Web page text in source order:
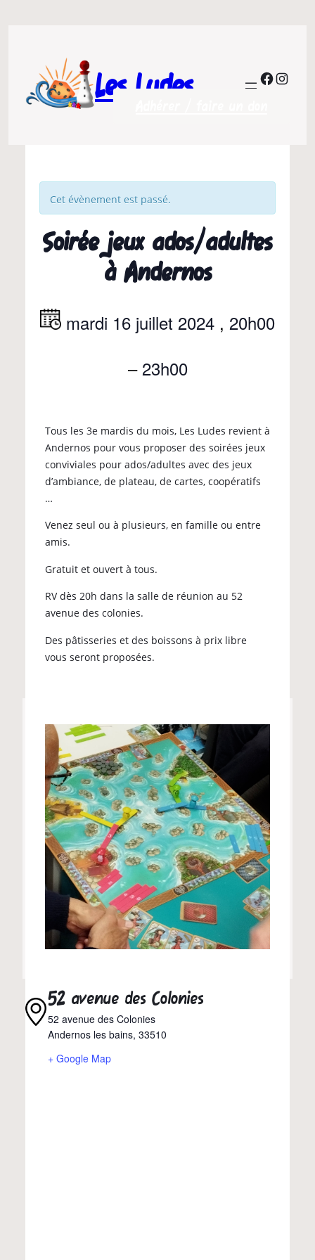
Les Ludes
Cet évènement est passé.
Soirée jeux ados/adultes
à Andernos
mardi 16 juillet 2024 , 20h00
–23h00
Tous les 3e mardis du mois, Les Ludes revient à
Andernos pour vous proposer des soirées jeux
conviviales pour ados/adultes avec des jeux
d’ambiance, de plateau, de cartes, coopératifs
…
Venez seul ou à plusieurs, en famille ou entre
amis.
Gratuit et ouvert à tous.
RV dès 20h dans la salle de réunion au 52
avenue des colonies.
Des pâtisseries et des boissons à prix libre
vous seront proposées.
52 avenue des Colonies
52 avenue des Colonies
Andernos les bains, 33510
+ Google Map